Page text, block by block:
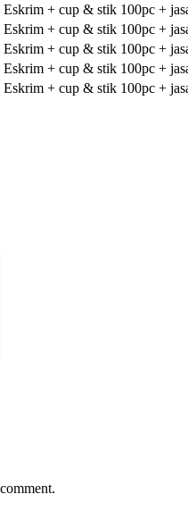
Eskrim + cup & stik 100pc +
Eskrim + cup & stik 100pc +
Eskrim + cup & stik 100pc +
Eskrim + cup & stik 100pc +
Eskrim + cup & stik 100pc +